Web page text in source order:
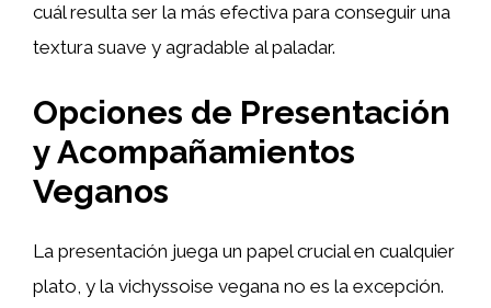
cuál resulta ser la más efectiva para conseguir una
textura suave y agradable al paladar.
Opciones de Presentación
y Acompañamientos
Veganos
La presentación juega un papel crucial en cualquier
plato, y la vichyssoise vegana no es la excepción.